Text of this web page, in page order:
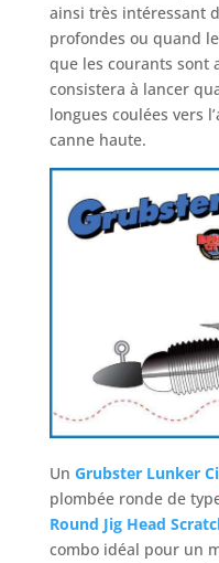
ainsi très intéressant
profondes ou quand
que les courants sont
consistera à lancer
longues coulées vers
canne haute.
Un Grubster Lunker
plombée ronde de
Round Jig Head
combo idéal pour un